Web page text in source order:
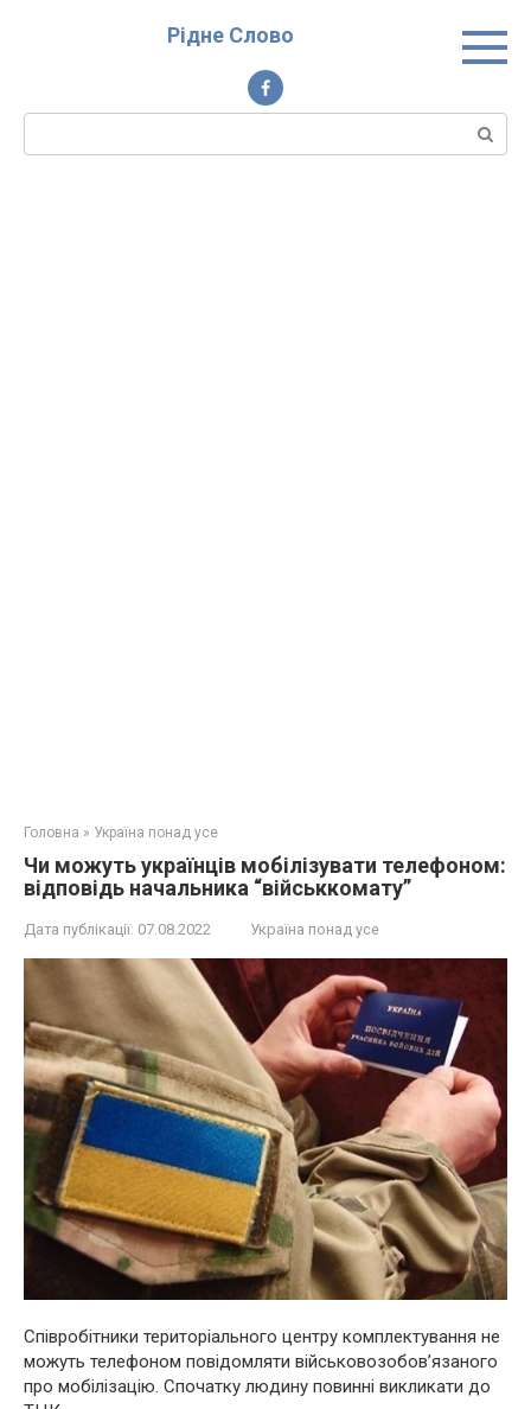
Рідне Слово
Пошук:
Головна » Україна понад усе
Чи можуть українців мобілізувати телефоном:
відповідь начальника “військкомату”
Дата публікації: 07.08.2022 Україна понад усе
Співробітники територіального центру комплектування не
можуть телефоном повідомляти військовозобов’язаного
про мобілізацію. Спочатку людину повинні викликати до